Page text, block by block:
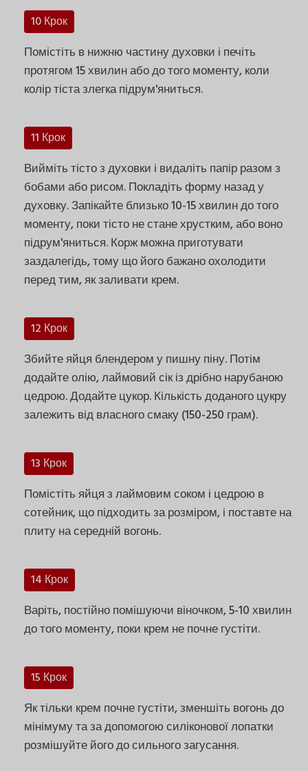
10 Крок
Помістіть в нижню частину духовки і печіть
протягом 15 хвилин або до того моменту, коли
колір тіста злегка підрум'яниться.
11 Крок
Вийміть тісто з духовки і видаліть папір разом з
бобами або рисом. Покладіть форму назад у
духовку. Запікайте близько 10-15 хвилин до того
моменту, поки тісто не стане хрустким, або воно
підрум'яниться. Корж можна приготувати
заздалегідь, тому що його бажано охолодити
перед тим, як заливати крем.
12 Крок
Збийте яйця блендером у пишну піну. Потім
додайте олію, лаймовий сік із дрібно нарубаною
цедрою. Додайте цукор. Кількість доданого цукру
залежить від власного смаку (150-250 грам).
13 Крок
Помістіть яйця з лаймовим соком і цедрою в
сотейник, що підходить за розміром, і поставте на
плиту на середній вогонь.
14 Крок
Варіть, постійно помішуючи віночком, 5-10 хвилин
до того моменту, поки крем не почне густіти.
15 Крок
Як тільки крем почне густіти, зменшіть вогонь до
мінімуму та за допомогою силіконової лопатки
розмішуйте його до сильного загусання.